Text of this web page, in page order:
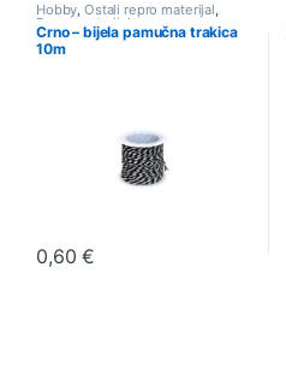
Hobby,Ostali repro materijal,
Repro materijal
Crno – bijela pamučna trakica
10m
0,60€